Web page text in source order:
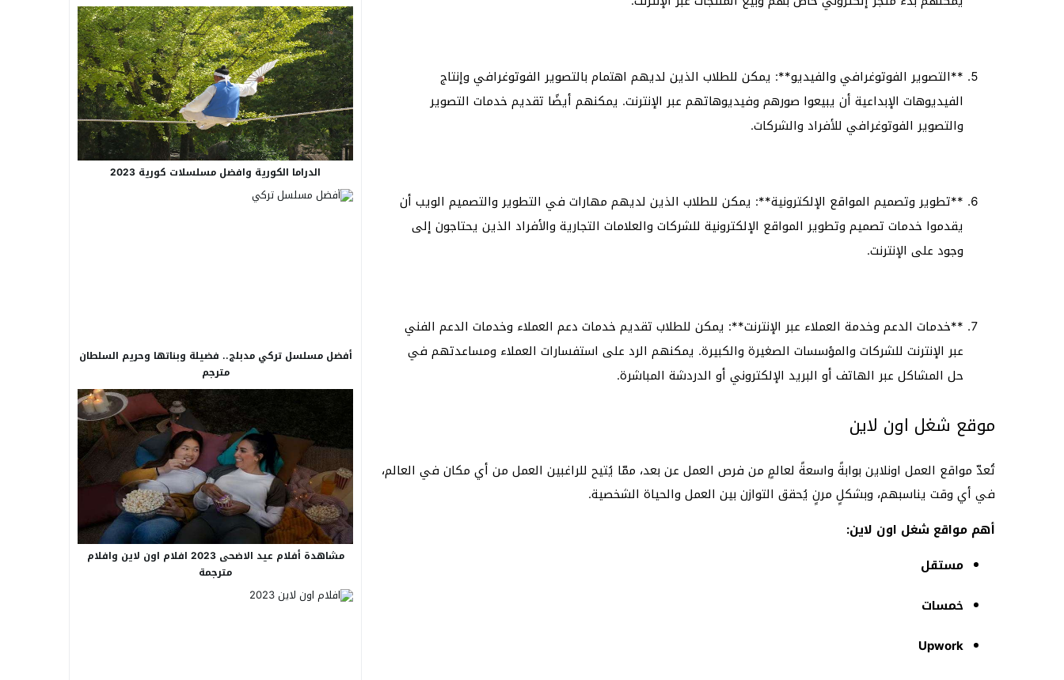
**التصوير الفوتوغرافي والفيديو**: يمكن للطلاب الذين لديهم اهتمام بالتصوير الفوتوغرافي وإنتاج
الفيديوهات الإبداعية أن يبيعوا صورهم وفيديوهاتهم عبر الإنترنت. يمكنهم أيضًا تقديم خدمات التصوير
والتصوير الفوتوغرافي للأفراد والشركات.
**تطوير وتصميم المواقع الإلكترونية**: يمكن للطلاب الذين لديهم مهارات في التطوير والتصميم الويب أن
يقدموا خدمات تصميم وتطوير المواقع الإلكترونية للشركات والعلامات التجارية والأفراد الذين يحتاجون إلى
وجود على الإنترنت.
**خدمات الدعم وخدمة العملاء عبر الإنترنت**: يمكن للطلاب تقديم خدمات دعم العملاء وخدمات الدعم الفني
عبر الإنترنت للشركات والمؤسسات الصغيرة والكبيرة. يمكنهم الرد على استفسارات العملاء ومساعدتهم في
حل المشاكل عبر الهاتف أو البريد الإلكتروني أو الدردشة المباشرة.
موقع شغل اون لاين
تُعدّ مواقع العمل اونلاين بوابةً واسعةً لعالمٍ من فرص العمل عن بعد، ممّا يُتيح للراغبين العمل من أي مكان في العالم،
في أي وقت يناسبهم، وبشكلٍ مرنٍ يُحقق التوازن بين العمل والحياة الشخصية.
أهم مواقع شغل اون لاين:
مستقل
خمسات
Upwork
الدراما الكورية وافضل مسلسلات كورية 2023
أفضل مسلسل تركي مدبلج.. فضيلة وبناتها وحريم السلطان
مترجم
مشاهدة أفلام عيد الاضحى 2023 افلام اون لاين وافلام
مترجمة